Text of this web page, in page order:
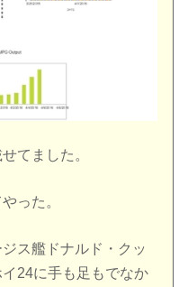
てました。
った。
ス艦ドナルド・クッ
24に手も足もでなか